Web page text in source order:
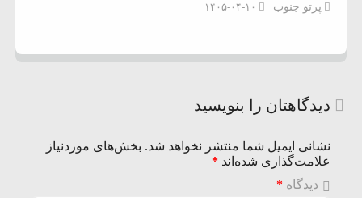
پرتو جنوب ۱۴۰۵-۰۴-۱۰
دیدگاهتان را بنویسید
نشانی ایمیل شما منتشر نخواهد شد. بخش‌های موردنیاز
علامت‌گذاری شده‌اند *
دیدگاه *